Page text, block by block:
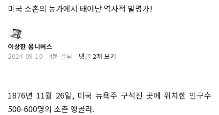
미국 소촌의 농가에서 태어난 역사적 발명가!
이상한 옴니버스
2024-09-10 - 4분 걸림 - 댓글 2개 보기
1876년 11월 26일, 미국 뉴욕주 구석진 곳에 위치한 인구수
500-600명의 소촌 앵골라.